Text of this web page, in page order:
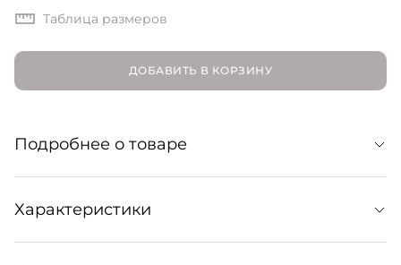
Таблица размеров
ДОБАВИТЬ В КОРЗИНУ
Подробнее о товаре
Короткая юбка с узлом на запах из струящейся вискозы
в однотонную клетку. Составит идеальную пару кроп-
Характеристики